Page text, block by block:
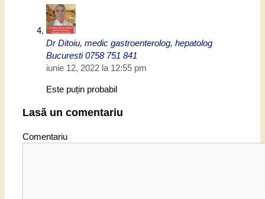
Dr Ditoiu, medic gastroenterolog, hepatolog
Bucuresti 0758 751 841
iunie 12, 2022 la 12:55 pm
Este puțin probabil
Lasă un comentariu
Comentariu